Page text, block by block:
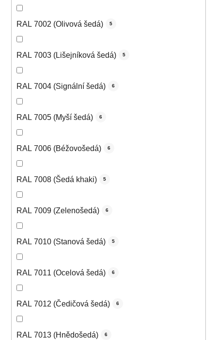
RAL 7002 (Olivová šedá) 5
RAL 7003 (Lišejníková šedá) 5
RAL 7004 (Signální šedá) 6
RAL 7005 (Myší šedá) 6
RAL 7006 (Béžovošedá) 6
RAL 7008 (Šedá khaki) 5
RAL 7009 (Zelenošedá) 6
RAL 7010 (Stanová šedá) 5
RAL 7011 (Ocelová šedá) 6
RAL 7012 (Čedičová šedá) 6
RAL 7013 (Hnědošedá) 6